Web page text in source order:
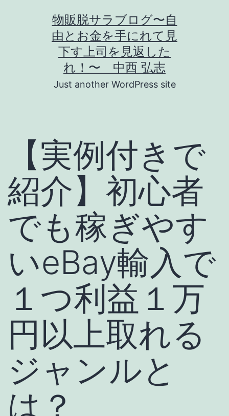
物販脱サラブログ〜自
由とお金を手にれて見
下す上司を見返した
れ！〜 中西 弘志
Just another WordPress site
【実例付きで
紹介】初心者
でも稼ぎやす
いeBay輸入で
１つ利益１万
円以上取れる
ジャンルと
は？